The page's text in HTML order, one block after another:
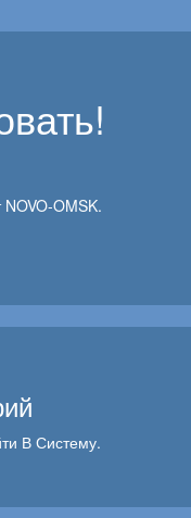
OMSK.
В Систему.